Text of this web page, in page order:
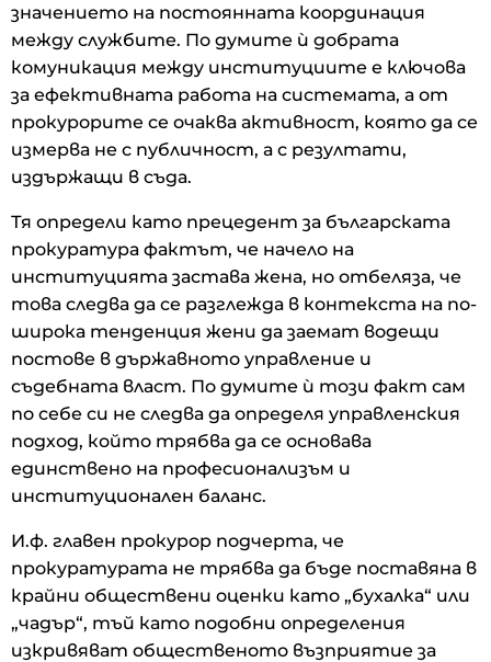
значението на постоянната координация
между службите. По думите ѝ добрата
комуникация между институциите е ключова
за ефективната работа на системата, а от
прокурорите се очаква активност, която да се
измерва не с публичност, а с резултати,
издържащи в съда.
Тя определи като прецедент за българската
прокуратура фактът, че начело на
институцията застава жена, но отбеляза, че
това следва да се разглежда в контекста на по-
широка тенденция жени да заемат водещи
постове в държавното управление и
съдебната власт. По думите ѝ този факт сам
по себе си не следва да определя управленския
подход, който трябва да се основава
единствено на професионализъм и
институционален баланс.
И.ф. главен прокурор подчерта, че
прокуратурата не трябва да бъде поставяна в
крайни обществени оценки като „бухалка“ или
„чадър“, тъй като подобни определения
изкривяват общественото възприятие за